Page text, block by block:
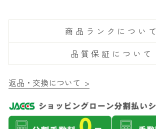
商品ランクについて
品質保証について
返品・交換について >